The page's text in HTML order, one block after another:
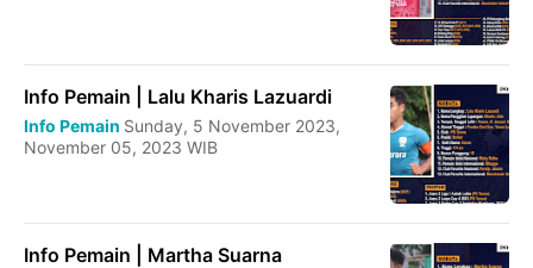
Info Pemain | Lalu Kharis Lazuardi
Info Pemain Sunday, 5 November 2023,
November 05, 2023 WIB
Info Pemain | Martha Suarna